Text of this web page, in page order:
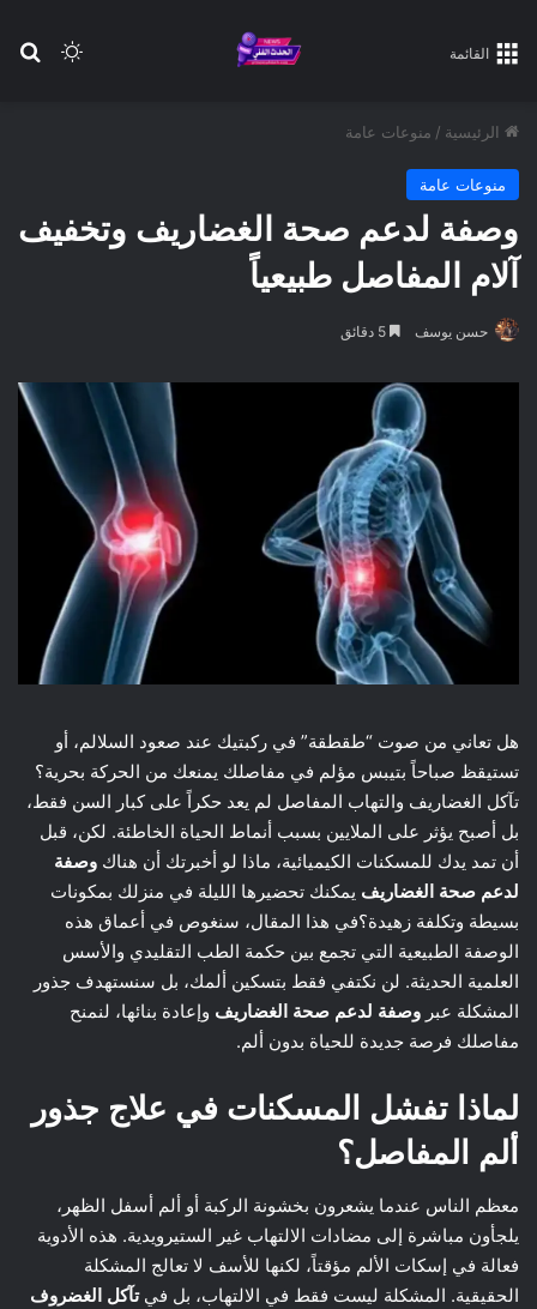
الوضع القائمة
الرئيسية / منوعات عامة
منوعات عامة
وصفة لدعم صحة الغضاريف وتخفيف
آلام المفاصل طبيعياً
حسن يوسف
هل تعاني من صوت “طقطقة” في ركبتيك عند صعود السلالم، أو
تستيقظ صباحاً بتيبس مؤلم في مفاصلك يمنعك من الحركة بحرية؟
تآكل الغضاريف والتهاب المفاصل لم يعد حكراً على كبار السن فقط،
بل أصبح يؤثر على الملايين بسبب أنماط الحياة الخاطئة. لكن، قبل
أن تمد يدك للمسكنات الكيميائية، ماذا لو أخبرتك أن هناك وصفة
لدعم صحة الغضاريف يمكنك تحضيرها الليلة في منزلك بمكونات
بسيطة وتكلفة زهيدة؟في هذا المقال، سنغوص في أعماق هذه
الوصفة الطبيعية التي تجمع بين حكمة الطب التقليدي والأسس
العلمية الحديثة. لن نكتفي فقط بتسكين ألمك، بل سنستهدف جذور
المشكلة عبر وصفة لدعم صحة الغضاريف وإعادة بنائها، لنمنح
مفاصلك فرصة جديدة للحياة بدون ألم.
لماذا تفشل المسكنات في علاج جذور
ألم المفاصل؟
معظم الناس عندما يشعرون بخشونة الركبة أو ألم أسفل الظهر،
يلجأون مباشرة إلى مضادات الالتهاب غير الستيرويدية. هذه الأدوية
فعالة في إسكات الألم مؤقتاً، لكنها للأسف لا تعالج المشكلة
الحقيقية. المشكلة ليست فقط في الالتهاب، بل فيتآكل الغضروف